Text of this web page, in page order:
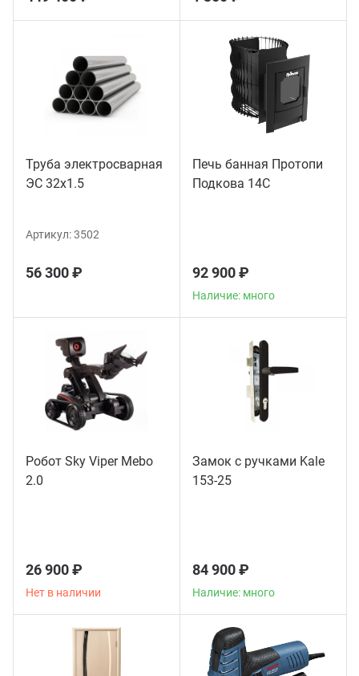
Труба электросварная
ЭС 32x1.5
Артикул:3502
56 300 ₽
Печь банная Протопи
Подкова 14С
92 900 ₽
Наличие: много
Робот Sky Viper Mebo
2.0
26 900 ₽
Нет в наличии
Замок с ручками Kale
153-25
84 900 ₽
Наличие: много